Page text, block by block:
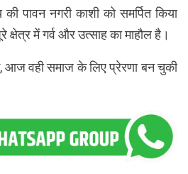
पावन नगरी काशी को समर्पित किया
में गर्व और उत्साह का माहौल है।
आज वही समाज के लिए प्रेरणा बन चुकी